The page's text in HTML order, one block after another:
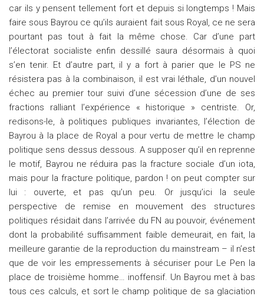
car ils y pensent tellement fort et depuis si longtemps ! Mais
faire sous Bayrou ce qu’ils auraient fait sous Royal, ce ne sera
pourtant pas tout à fait la même chose. Car d’une part
l’électorat socialiste enfin dessillé saura désormais à quoi
s’en tenir. Et d’autre part, il y a fort à parier que le PS ne
résistera pas à la combinaison, il est vrai léthale, d’un nouvel
échec au premier tour suivi d’une sécession d’une de ses
fractions ralliant l’expérience « historique » centriste. Or,
redisons-le, à politiques publiques invariantes, l’élection de
Bayrou à la place de Royal a pour vertu de mettre le champ
politique sens dessus dessous. A supposer qu’il en reprenne
le motif, Bayrou ne réduira pas la fracture sociale d’un iota,
mais pour la fracture politique, pardon ! on peut compter sur
lui : ouverte, et pas qu’un peu. Or jusqu’ici la seule
perspective de remise en mouvement des structures
politiques résidait dans l’arrivée du FN au pouvoir, événement
dont la probabilité suffisamment faible demeurait, en fait, la
meilleure garantie de la reproduction du mainstream – il n’est
que de voir les empressements à sécuriser pour Le Pen la
place de troisième homme… inoffensif. Un Bayrou met à bas
tous ces calculs, et sort le champ politique de sa glaciation